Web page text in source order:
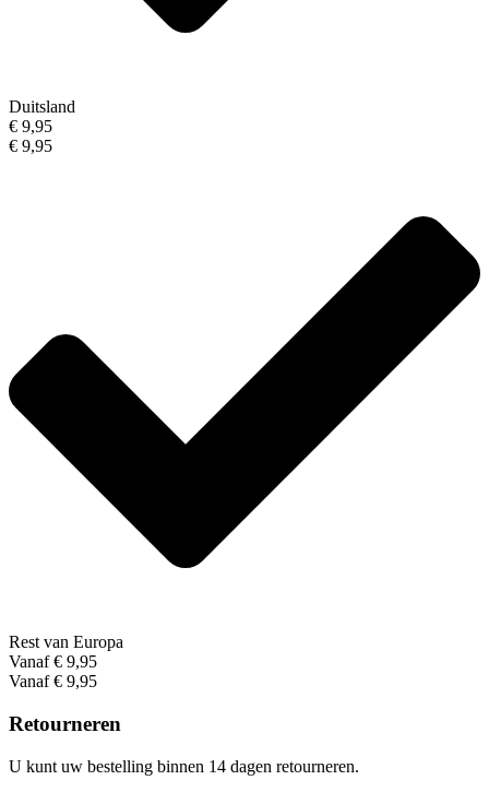
Duitsland
€ 9,95
€ 9,95
Rest van Europa
Vanaf € 9,95
Vanaf € 9,95
Retourneren
U kunt uw bestelling binnen 14 dagen retourneren.